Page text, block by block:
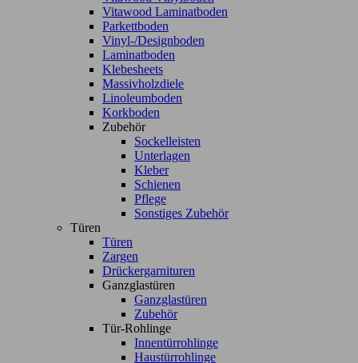
Vitawood Laminatboden
Parkettboden
Vinyl-/Designboden
Laminatboden
Klebesheets
Massivholzdiele
Linoleumboden
Korkboden
Zubehör
Sockelleisten
Unterlagen
Kleber
Schienen
Pflege
Sonstiges Zubehör
Türen
Türen
Zargen
Drückergarnituren
Ganzglastüren
Ganzglastüren
Zubehör
Tür-Rohlinge
Innentürrohlinge
Haustürrohlinge